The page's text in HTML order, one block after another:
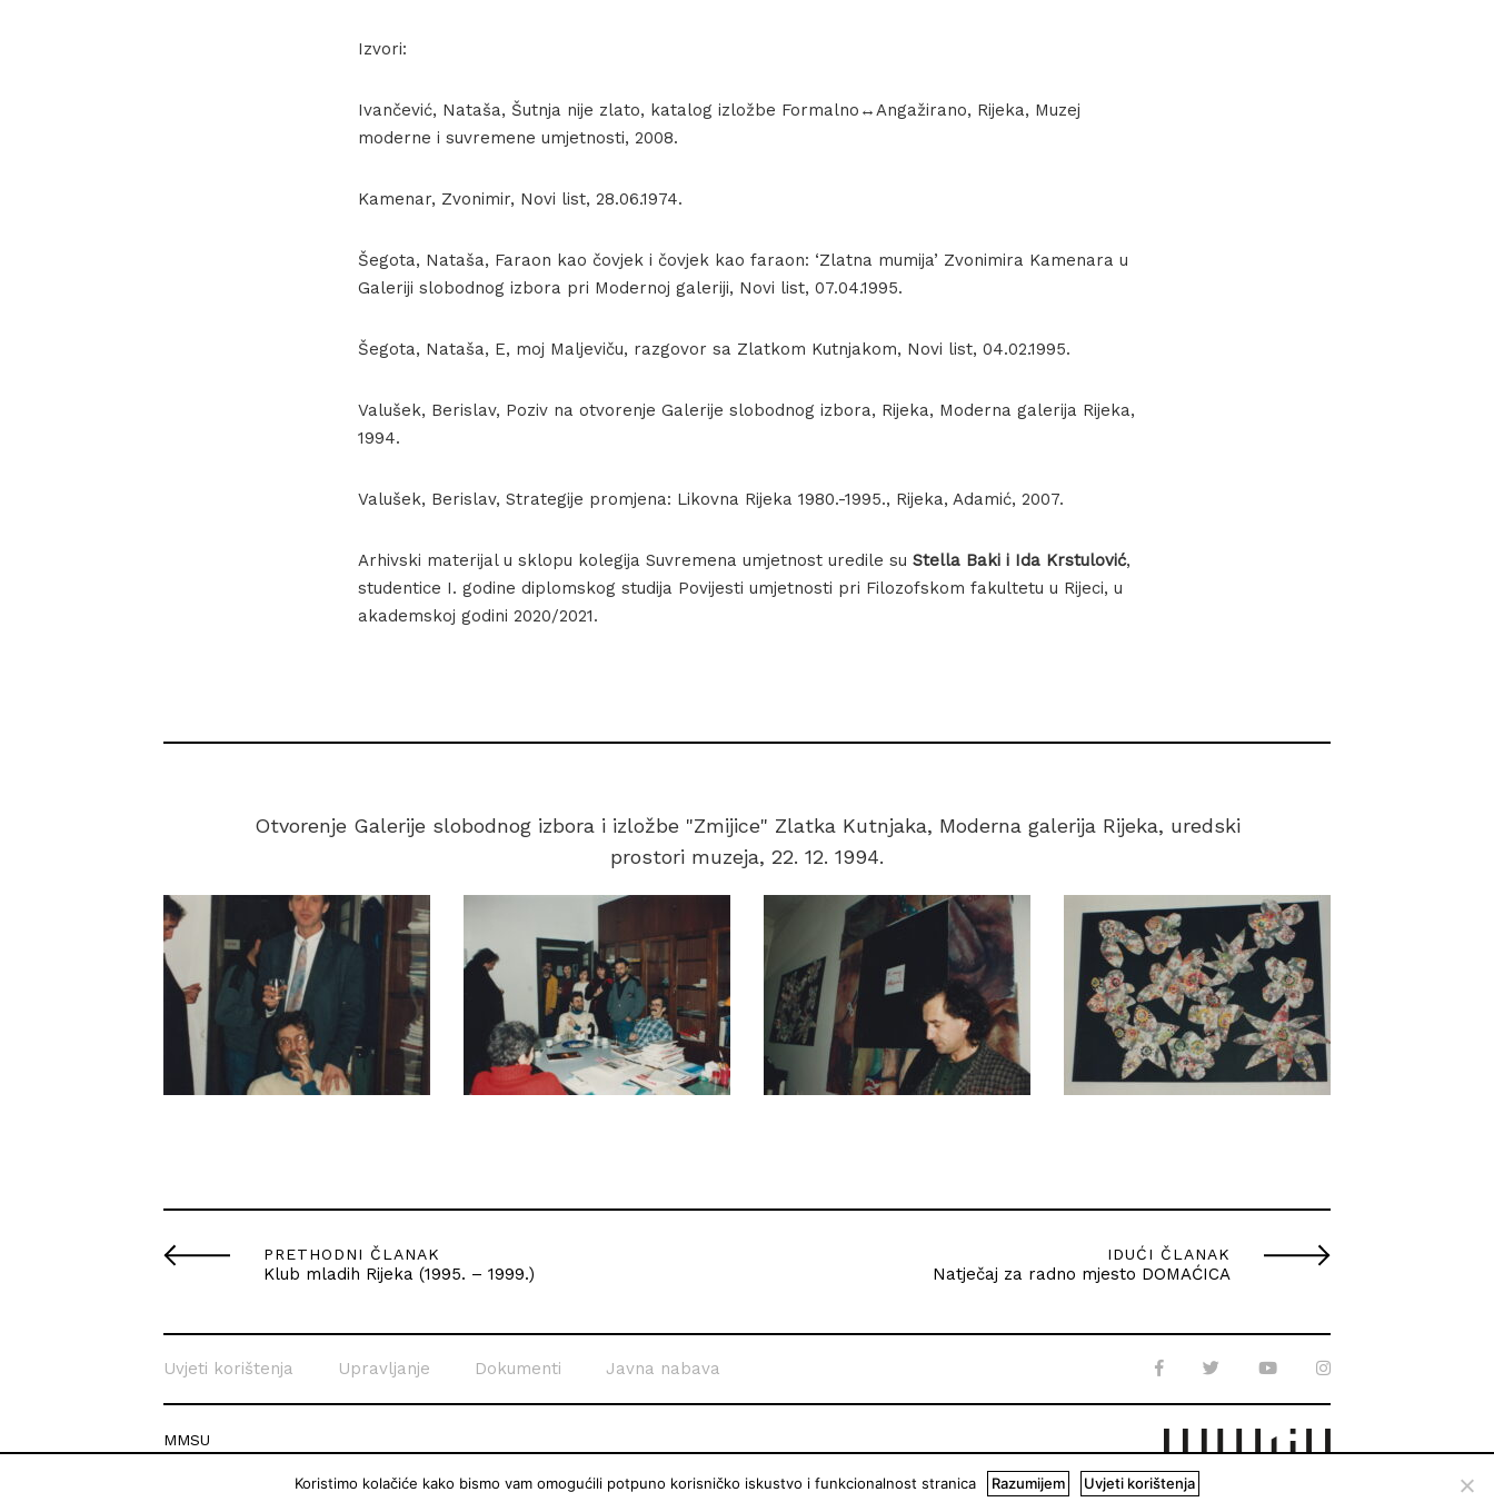
Izvori:
Ivančević, Nataša, Šutnja nije zlato, katalog izložbe Formalno↔Angažirano, Rijeka, Muzej
moderne i suvremene umjetnosti, 2008.
Kamenar, Zvonimir, Novi list, 28.06.1974.
Šegota, Nataša, Faraon kao čovjek i čovjek kao faraon: ‘Zlatna mumija’ Zvonimira Kamenara u
Galeriji slobodnog izbora pri Modernoj galeriji, Novi list, 07.04.1995.
Šegota, Nataša, E, moj Maljeviču, razgovor sa Zlatkom Kutnjakom, Novi list, 04.02.1995.
Valušek, Berislav, Poziv na otvorenje Galerije slobodnog izbora, Rijeka, Moderna galerija Rijeka,
1994.
Valušek, Berislav, Strategije promjena: Likovna Rijeka 1980.-1995., Rijeka, Adamić, 2007.
Arhivski materijal u sklopu kolegija Suvremena umjetnost uredile su Stella Baki i Ida Krstulović,
studentice I. godine diplomskog studija Povijesti umjetnosti pri Filozofskom fakultetu u Rijeci, u
akademskoj godini 2020/2021.
Otvorenje Galerije slobodnog izbora i izložbe "Zmijice" Zlatka Kutnjaka, Moderna galerija Rijeka, uredski
prostori muzeja, 22. 12. 1994.
PRETHODNI ČLANAK
Klub mladih Rijeka (1995. – 1999.)
IDUĆI ČLANAK
Natječaj za radno mjesto DOMAĆICA
Uvjeti korištenja Upravljanje Dokumenti Javna nabava
MMSU
Koristimo kolačiće kako bismo vam omogućili potpuno korisničko iskustvo i funkcionalnost stranica Razumijem Uvjeti korištenja